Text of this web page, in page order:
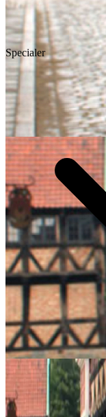
Specialer